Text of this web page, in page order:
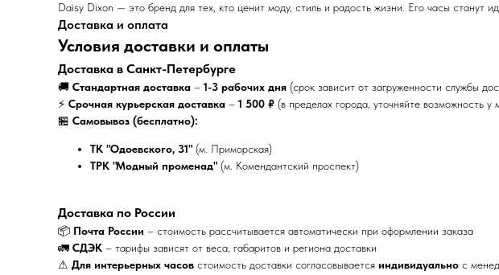
Daisy Dixon — это бренд для тех, кто ценит моду, стиль и радость жизни. Его часы станут
Доставка и оплата
Условия доставки и оплаты
Доставка в Санкт-Петербурге
🚚 Стандартная доставка – 1-3 рабочих дня (срок зависит от загруженности службы
⚡ Срочная курьерская доставка – 1 500 ₽ (в пределах города, уточняйте возможность у
🏪 Самовывоз (бесплатно):
ТК "Одоевского, 31" (м. Приморская)
ТРК "Модный променад" (м. Комендантский проспект)
Доставка по России
📦 Почта России – стоимость рассчитывается автоматически при оформлении заказа
🚛 СДЭК – тарифы зависят от веса, габаритов и региона доставки
⚠ Для интерьерных часов стоимость доставки согласовывается индивидуально с